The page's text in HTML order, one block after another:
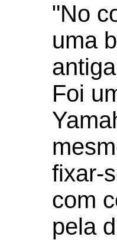
"No
uma
Foi
fixar-
com
pela